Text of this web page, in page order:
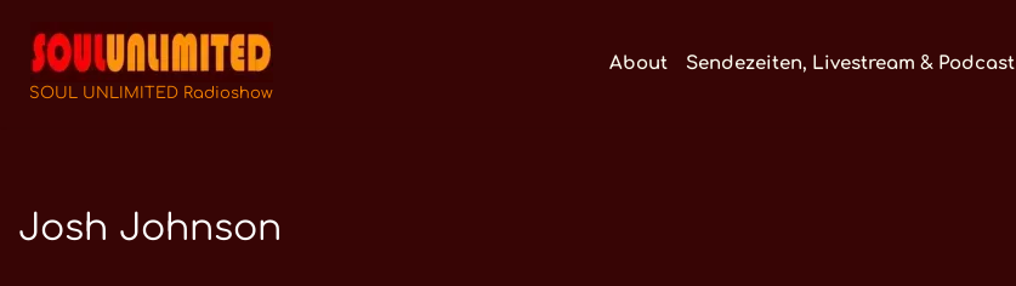
Zum
Inhalt
SOUL UNLIMITED Radioshow
About Sendezeiten, Livestream & Podcast
Josh Johnson